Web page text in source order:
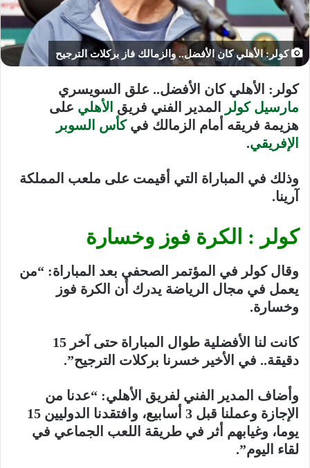
كولر: الأهلي كان الأفضل.. والزمالك فاز بركلات الترجيح
كولر: الأهلي كان الأفضل.. علق السويسري
مارسيل كولر
المدير الفني فريق الأهلي على
هزيمة فريقه أمام الزمالك فيكأس السوبر
الإفريقي.
وذلك في المباراة التي أقيمت على ملعب المملكة
آرينا.
كولر : الكرة فوز وخسارة
وقال كولر في المؤتمر الصحفي بعد المباراة: “من
يعمل في مجال الرياضة يدرك أن الكرة فوز
وخسارة.
كانت لنا الأفضلية طوال المباراة حتى آخر 15
دقيقة.. في الأخير خسرنا بركلات الترجيح”.
وأضاف المدير الفني لفريق الأهلي: “عدنا من
الإجازة وعملنا قبل 3 أسابيع، وافتقدنا الدوليين 15
يوما، وغيابهم أثر في طريقة اللعب الجماعي في
لقاء اليوم”.